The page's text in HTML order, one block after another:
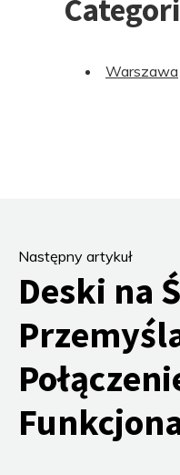
Warszawa
Następny artykuł
Deski na